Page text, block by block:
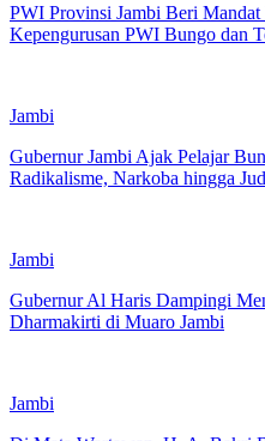
PWI Provinsi Jambi Beri
Kepengurusan PWI Bungo dan
Jambi
Gubernur Jambi Ajak Pelajar
Radikalisme, Narkoba hingga
Jambi
Gubernur Al Haris Dampingi
Dharmakirti di Muaro Jambi
Jambi